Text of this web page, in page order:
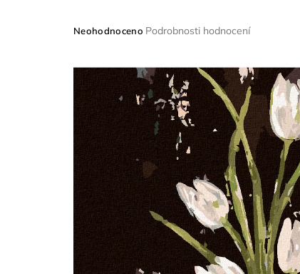
Průměrné
je
z
hvězdiček.
Neohodnoceno Podrobnosti hodnocení